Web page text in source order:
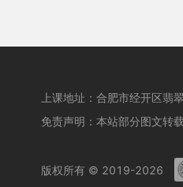
上课地址：合肥市经开区翡
免责声明：本站部分图文转
版权所有 © 2019-2026